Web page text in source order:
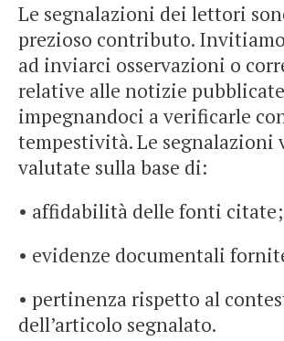
Le segnalazioni dei lettori
prezioso contributo.
ad inviarci osservazioni o
relative alle notizie
impegnandoci a verificarle
tempestività. Le segnalazioni
valutate sulla base di:
• affidabilità delle fonti citate;
• evidenze documentali
• pertinenza rispetto al
dell’articolo segnalato.